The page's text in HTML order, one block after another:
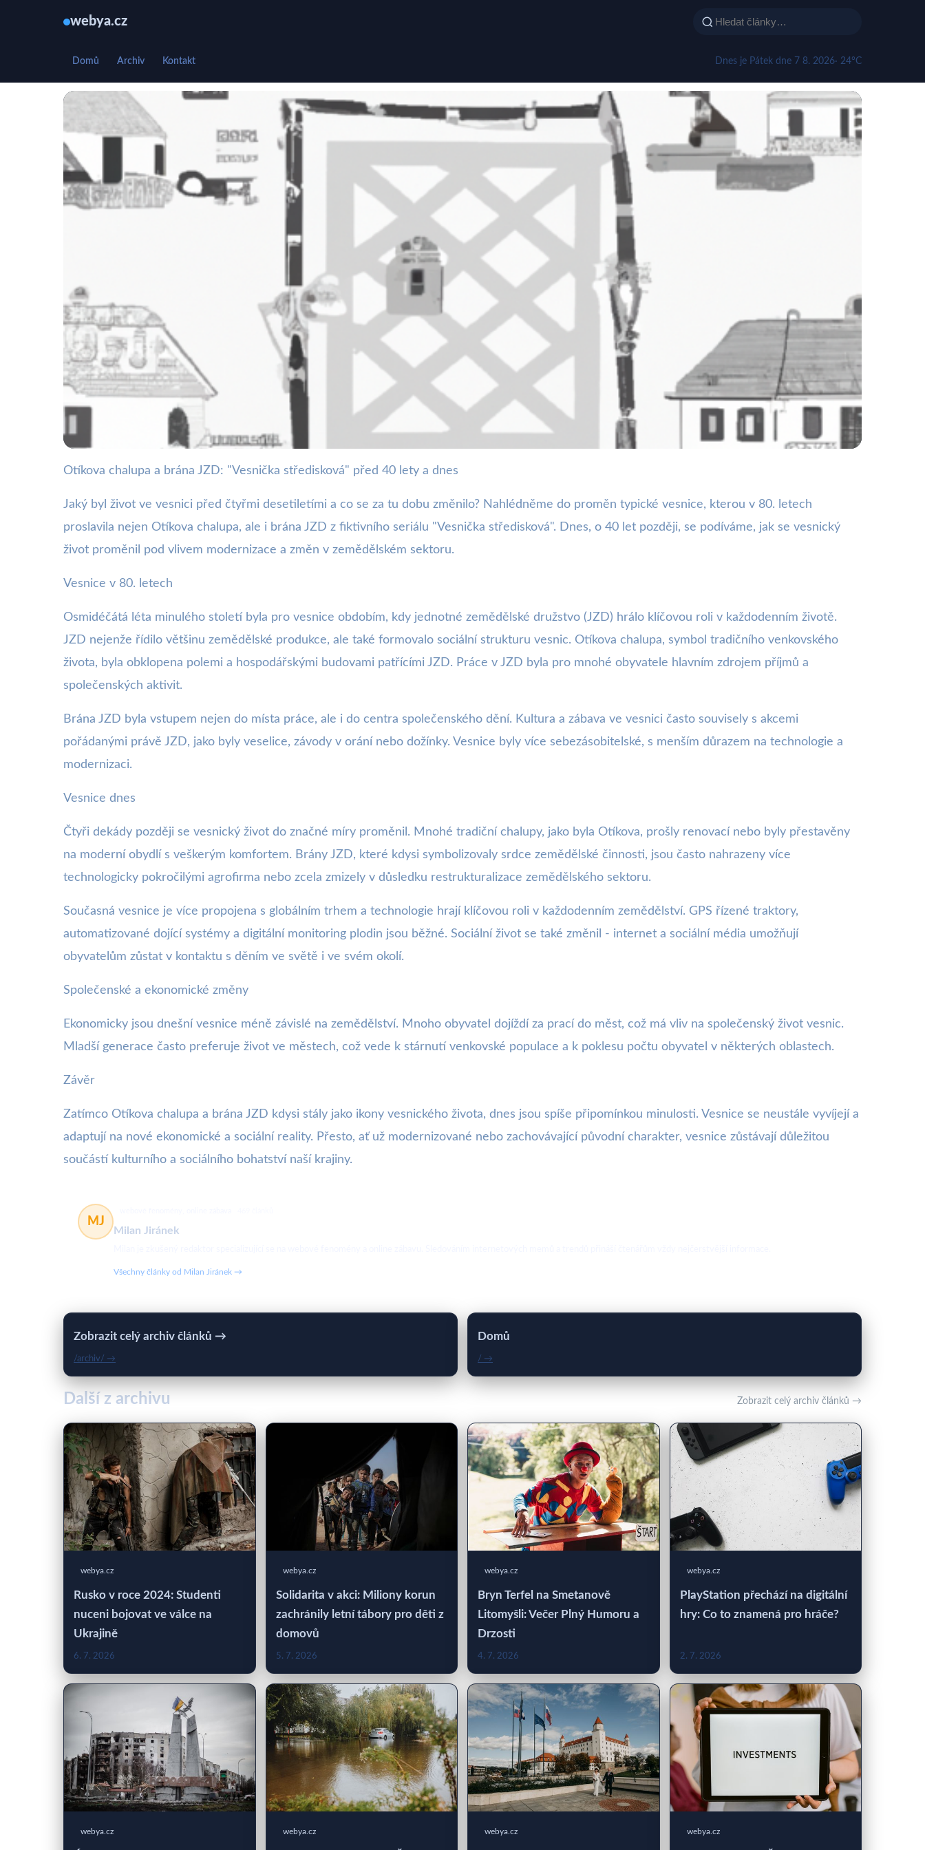
webya.cz
Domů Archiv Kontakt Dnes je Pátek dne 7 8. 2026· 24°C
webya.cz
Otíkova chalupa a brána JZD: Jak se vesnice změnily za 40 let?
18. 5. 2025· 3 min čtení · Autor: Milan Jiránek
Otíkova chalupa a brána JZD: "Vesnička středisková" před 40 lety a dnes
Jaký byl život ve vesnici před čtyřmi desetiletími a co se za tu dobu změnilo? Nahlédněme do proměn typické vesnice, kterou v 80. letech
proslavila nejen Otíkova chalupa, ale i brána JZD z fiktivního seriálu "Vesnička středisková". Dnes, o 40 let později, se podíváme, jak se vesnický
život proměnil pod vlivem modernizace a změn v zemědělském sektoru.
Vesnice v 80. letech
Osmidéčátá léta minulého století byla pro vesnice obdobím, kdy jednotné zemědělské družstvo (JZD) hrálo klíčovou roli v každodenním životě.
JZD nejenže řídilo většinu zemědělské produkce, ale také formovalo sociální strukturu vesnic. Otíkova chalupa, symbol tradičního venkovského
života, byla obklopena polemi a hospodářskými budovami patřícími JZD. Práce v JZD byla pro mnohé obyvatele hlavním zdrojem příjmů a
společenských aktivit.
Brána JZD byla vstupem nejen do místa práce, ale i do centra společenského dění. Kultura a zábava ve vesnici často souvisely s akcemi
pořádanými právě JZD, jako byly veselice, závody v orání nebo dožínky. Vesnice byly více sebezásobitelské, s menším důrazem na technologie a
modernizaci.
Vesnice dnes
Čtyři dekády později se vesnický život do značné míry proměnil. Mnohé tradiční chalupy, jako byla Otíkova, prošly renovací nebo byly přestavěny
na moderní obydlí s veškerým komfortem. Brány JZD, které kdysi symbolizovaly srdce zemědělské činnosti, jsou často nahrazeny více
technologicky pokročilými agrofirma nebo zcela zmizely v důsledku restrukturalizace zemědělského sektoru.
Současná vesnice je více propojena s globálním trhem a technologie hrají klíčovou roli v každodenním zemědělství. GPS řízené traktory,
automatizované dojící systémy a digitální monitoring plodin jsou běžné. Sociální život se také změnil - internet a sociální média umožňují
obyvatelům zůstat v kontaktu s děním ve světě i ve svém okolí.
Společenské a ekonomické změny
Ekonomicky jsou dnešní vesnice méně závislé na zemědělství. Mnoho obyvatel dojíždí za prací do měst, což má vliv na společenský život vesnic.
Mladší generace často preferuje život ve městech, což vede k stárnutí venkovské populace a k poklesu počtu obyvatel v některých oblastech.
Závěr
Zatímco Otíkova chalupa a brána JZD kdysi stály jako ikony vesnického života, dnes jsou spíše připomínkou minulosti. Vesnice se neustále vyvíjejí a
adaptují na nové ekonomické a sociální reality. Přesto, ať už modernizované nebo zachovávající původní charakter, vesnice zůstávají důležitou
součástí kulturního a sociálního bohatství naší krajiny.
MJ
Milan Jiránek
Všechny články od Milan Jiránek →
Zobrazit celý archiv článků →
/archiv/ →
Domů
/ →
Další z archivu Zobrazit celý archiv článků →
webya.cz
Rusko v roce 2024: Studenti
nuceni bojovat ve válce na
Ukrajině
6. 7. 2026
webya.cz
Solidarita v akci: Miliony korun
zachránily letní tábory pro děti z
domovů
5. 7. 2026
webya.cz
Bryn Terfel na Smetanově
Litomyšli: Večer Plný Humoru a
Drzosti
4. 7. 2026
webya.cz
PlayStation přechází na digitální
hry: Co to znamená pro hráče?
2. 7. 2026
webya.cz webya.cz webya.cz webya.cz